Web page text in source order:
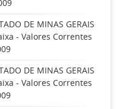
DE MINAS GERAIS
- Valores Correntes
DE MINAS GERAIS
- Valores Correntes